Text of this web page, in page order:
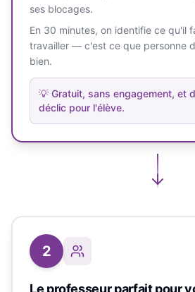
ses blocages.
En 30 minutes, on identifie ce qu'il
travailler — c'est ce que personne
bien.
💡 Gratuit, sans engagement, et
déclic pour l'élève.
2
Le professeur parfait pour